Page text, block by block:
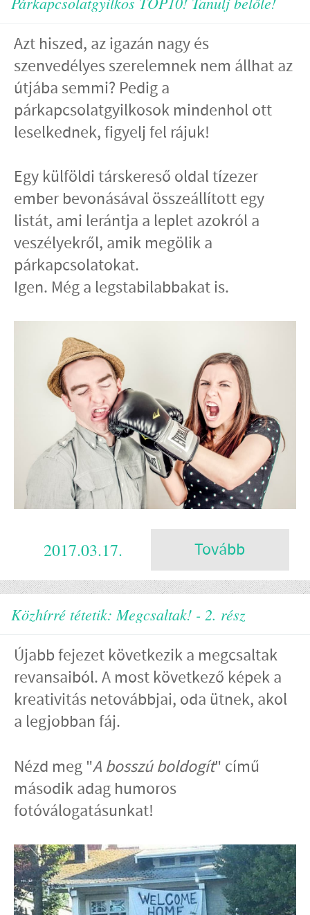
Azt hiszed, az igazán nagy és
szenvedélyes szerelemnek nem állhat az
útjába semmi? Pedig a
párkapcsolatgyilkosok mindenhol ott
leselkednek, figyelj fel rájuk!
Egy külföldi társkereső oldal tízezer
ember bevonásával összeállított egy
listát, ami lerántja a leplet azokról a
veszélyekről, amik megölik a
párkapcsolatokat.
Igen. Még a legstabilabbakat is.
2017.03.17. Tovább
Közhírré tétetik: Megcsaltak! - 2. rész
Újabb fejezet következik a megcsaltak
revansaiból. A most következő képek a
kreativitás netovábbjai, oda ütnek, akol
a legjobban fáj.
Nézd meg "A bosszú boldogít" című
második adag humoros
fotóválogatásunkat!